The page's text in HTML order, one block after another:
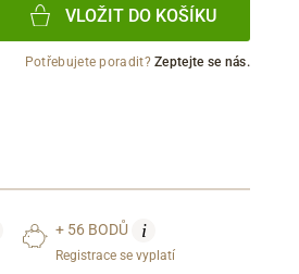
VLOŽIT DO KOŠÍKU
Potřebujete poradit?Zeptejte se nás.
+ 56 BODŮ i
Registrace se vyplatí